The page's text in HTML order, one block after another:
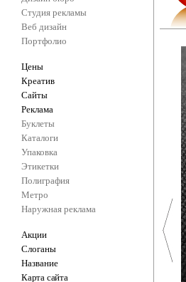
Студия рекламы
Веб дизайн
Портфолио
Цены
Креатив
Сайты
Реклама
Буклеты
Каталоги
Упаковка
Этикетки
Полиграфия
Метро
Наружная реклама
Акции
Слоганы
Название
Карта сайта